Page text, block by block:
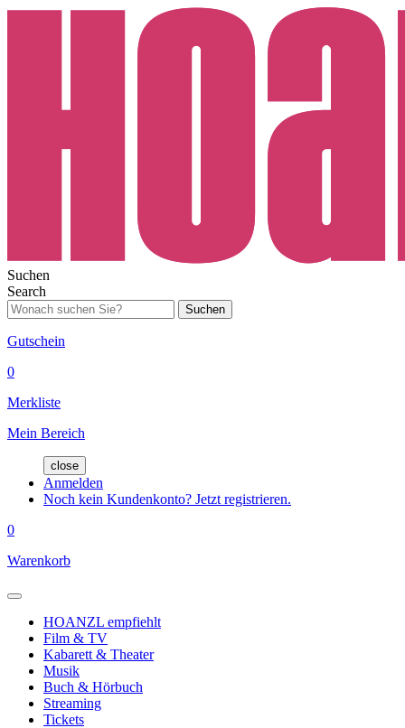
Suchen
Search
Suchen
Gutschein
0
Merkliste
Mein Bereich
close
Anmelden
Noch kein Kundenkonto? Jetzt registrieren.
0
Warenkorb
HOANZL empfiehlt
Film & TV
Kabarett & Theater
Musik
Buch & Hörbuch
Streaming
Tickets